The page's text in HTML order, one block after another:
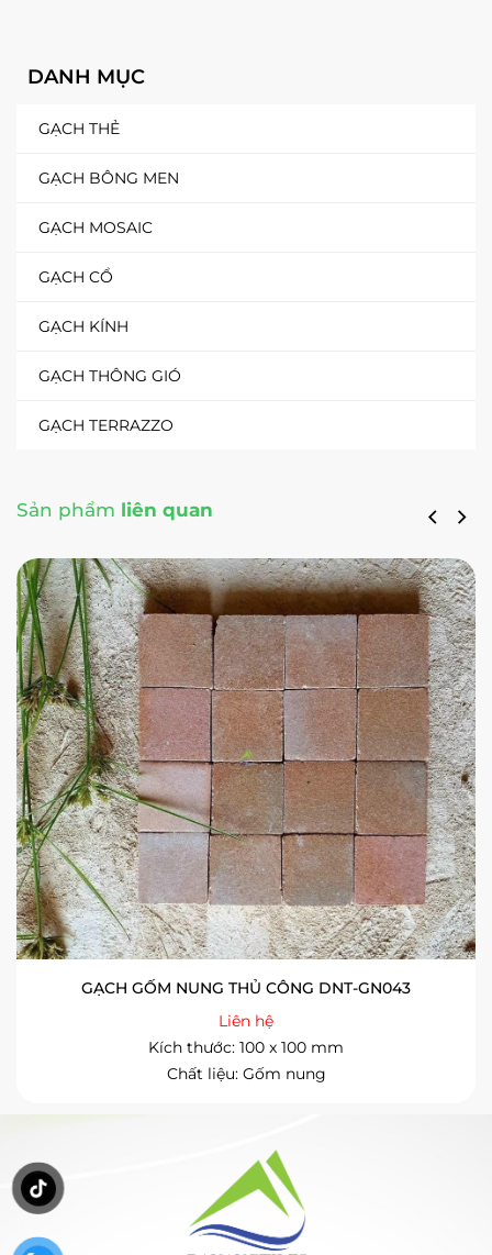
DANH MỤC
GẠCH THẺ
GẠCH BÔNG MEN
GẠCH MOSAIC
GẠCH CỔ
GẠCH KÍNH
GẠCH THÔNG GIÓ
GẠCH TERRAZZO
Sản phẩm liên quan
GẠCH GỐM NUNG THỦ CÔNG DNT-GN043
Liên hệ
Kích thước: 100 x 100 mm
Chất liệu: Gốm nung